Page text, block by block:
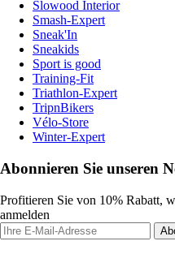
Slowood Interior
Smash-Expert
Sneak'In
Sneakids
Sport is good
Training-Fit
Triathlon-Expert
TripnBikers
Vélo-Store
Winter-Expert
Abonnieren Sie unseren
Profitieren Sie von 10% Rabatt,
anmelden